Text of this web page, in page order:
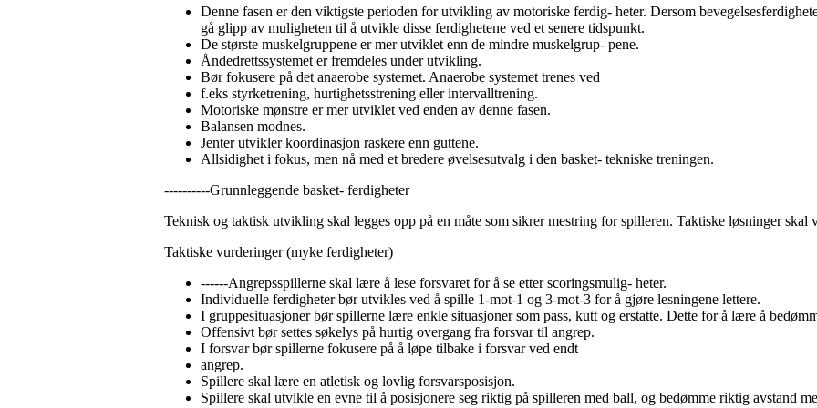
Denne fasen er den viktigste perioden for utvikling av motoriske ferdig- heter. Dersom
gå glipp av muligheten til å utvikle disse ferdighetene ved et senere tidspunkt.
De største muskelgruppene er mer utviklet enn de mindre muskelgrup- pene.
Åndedrettssystemet er fremdeles under utvikling.
Bør fokusere på det anaerobe systemet. Anaerobe systemet trenes ved
f.eks styrketrening, hurtighetsstrening eller intervalltrening.
Motoriske mønstre er mer utviklet ved enden av denne fasen.
Balansen modnes.
Jenter utvikler koordinasjon raskere enn guttene.
Allsidighet i fokus, men nå med et bredere øvelsesutvalg i den basket- tekniske treningen.
----------Grunnleggende basket- ferdigheter
Teknisk og taktisk utvikling skal legges opp på en måte som sikrer mestring for spilleren. Taktiske løsninger skal
Taktiske vurderinger (myke ferdigheter)
------Angrepsspillerne skal lære å lese forsvaret for å se etter scoringsmulig- heter.
Individuelle ferdigheter bør utvikles ved å spille 1-mot-1 og 3-mot-3 for å gjøre lesningene lettere.
I gruppesituasjoner bør spillerne lære enkle situasjoner som pass, kutt og erstatte. Dette for å lære å
Offensivt bør settes søkelys på hurtig overgang fra forsvar til angrep.
I forsvar bør spillerne fokusere på å løpe tilbake i forsvar ved endt
angrep.
Spillere skal lære en atletisk og lovlig forsvarsposisjon.
Spillere skal utvikle en evne til å posisjonere seg riktig på spilleren med ball, og bedømme riktig avstand